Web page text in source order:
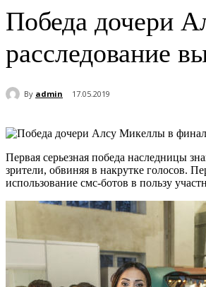
Победа дочери
расследование
By admin 17.05.2019
Первая серьезная победа наследницы
зрители, обвиняя в накрутке голосов.
использование смс-ботов в пользу